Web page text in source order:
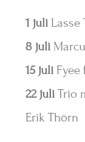
1 juli Lasse
8 juli
15 juli Fyee
22 juli Trio
Erik Thörn